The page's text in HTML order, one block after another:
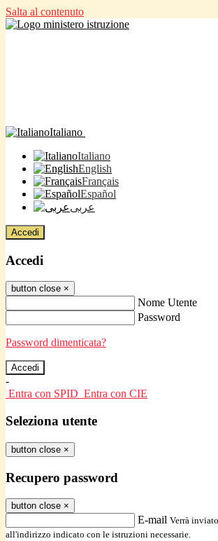
Salta al contenuto
Italiano
Italiano
English
Français
Español
عربى
Accedi
Accedi
button close ×
Nome Utente
Password
Password dimenticata?
-
Entra con SPID Entra con CIE
Seleziona utente
button close ×
Recupero password
button close ×
E-mail Verrà
all'indirizzo indicato con le istruzioni necessarie.